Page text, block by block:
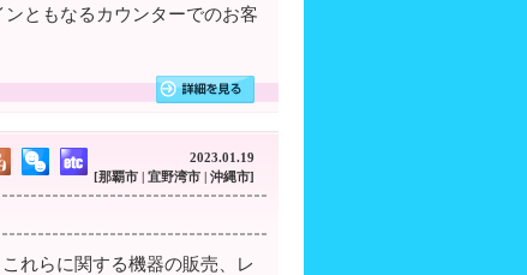
ともなるカウンターでのお客
2023.01.19
[那覇市 | 宜野湾市 | 沖縄市]
れらに関する機器の販売、レ